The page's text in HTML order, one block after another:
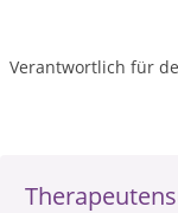
Verantwortlich für